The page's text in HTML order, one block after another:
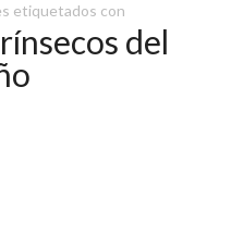
etiquetados con
del